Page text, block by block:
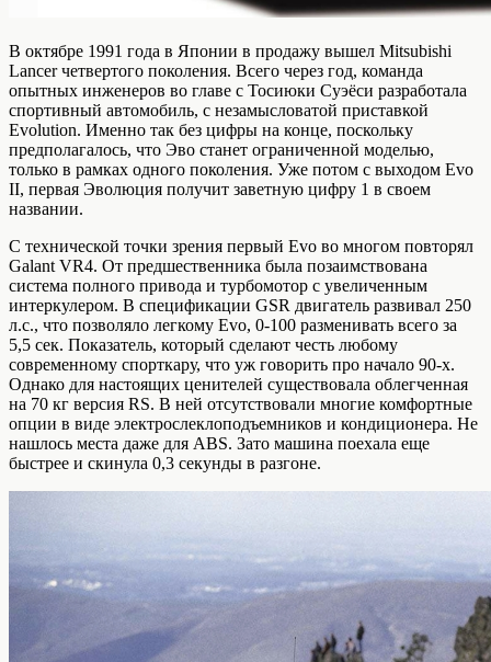
В октябре 1991 года в Японии в продажу вышел Mitsubishi
Lancer четвертого поколения. Всего через год, команда
опытных инженеров во главе с Тосиюки Суэёси разработала
спортивный автомобиль, с незамысловатой приставкой
Evolution. Именно так без цифры на конце, поскольку
предполагалось, что Эво станет ограниченной моделью,
только в рамках одного поколения. Уже потом с выходом Evo
II, первая Эволюция получит заветную цифру 1 в своем
названии.
С технической точки зрения первый Evo во многом повторял
Galant VR4. От предшественника была позаимствована
система полного привода и турбомотор с увеличенным
интеркулером. В спецификации GSR двигатель развивал 250
л.с., что позволяло легкому Evo, 0-100 разменивать всего за
5,5 сек. Показатель, который сделают честь любому
современному спорткару, что уж говорить про начало 90-х.
Однако для настоящих ценителей существовала облегченная
на 70 кг версия RS. В ней отсутствовали многие комфортные
опции в виде электрослеклоподъемников и кондиционера. Не
нашлось места даже для ABS. Зато машина поехала еще
быстрее и скинула 0,3 секунды в разгоне.